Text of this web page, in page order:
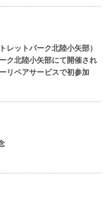
レットパーク北陸小矢部）
ク北陸小矢部にて開催され
リペアサービスで初参加